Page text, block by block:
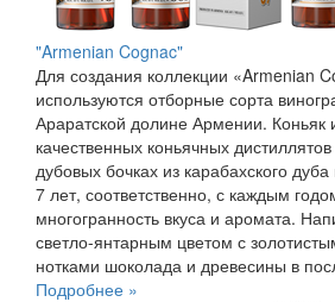
"Armenian Cognac"
Для создания коллекции «Armenian
используются отборные сорта
Араратской долине Армении. Коньяк
качественных коньячных
дубовых бочках из карабахского
7 лет, соответственно, с каждым
многогранность вкуса и аромата.
светло-янтарным цветом с
нотками шоколада и древесины в
Подробнее »